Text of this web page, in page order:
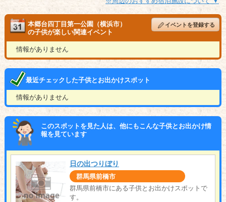
本郷台四丁目第一公園（横浜市）
の子供が楽しい関連イベント
イベントを登録する
情報がありません
最近チェックした子供とお出かけスポット
情報がありません
このスポットを見た人は、他にもこんな子供とお出かけ情
報を見ています
日の出つりぼり
群馬県前橋市
群馬県前橋市にある子供とお出かけスポットで
す。